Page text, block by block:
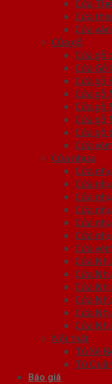
Cửa
Cửa
Cửa
Cửa gỗ
Cửa gỗ
Cửa Gỗ
Cửa gỗ
Cửa gỗ
Cửa gỗ
Cửa gỗ
Cửa gỗ
Cửa
Cửa nhựa
Cửa
Cửa
Cửa
Cửa
Cửa
Cửa
Cửa
Cửa
Cửa
Cửa
Cửa
Cửa
Cửa
Nội thất
Tủ Kệ
Tủ
Báo giá